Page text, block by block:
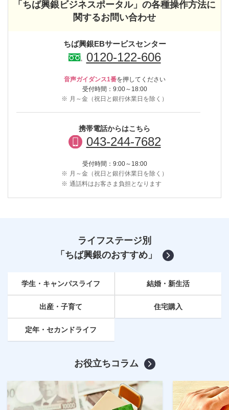
「ちば興銀ビジネスポータル」の各種操作方法に
関するお問い合わせ
ちば興銀EBサービスセンター
0120-122-606
音声ガイダンス1番を押してください
受付時間：9:00～18:00
※ 月～金（祝日と銀行休業日を除く）
携帯電話からはこちら
043-244-7682
受付時間：9:00～18:00
※ 月～金（祝日と銀行休業日を除く）
※ 通話料はお客さま負担となります
ライフステージ別
「ちば興銀のおすすめ」
学生・キャンパスライフ 結婚・新生活
出産・子育て 住宅購入
定年 ・セカンドライフ
お役立ちコラム